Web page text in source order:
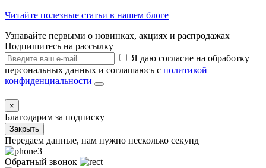
Читайте полезные статьи в нашем блоге
Узнавайте первыми о новинках, акциях и распродажах
Подпишитесь на рассылку
Я даю согласие на обработку
персональных данных и соглашаюсь с политикой
конфиденциальности
×
Благодарим за подписку
Закрыть
Передаем данные, нам нужно несколько секунд
Обратный звонок